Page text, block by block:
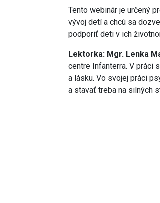
Tento webinár je určený
vývoj detí a chcú sa
podporiť deti v ich
Lektorka: Mgr. Lenka
centre Infanterra. V práci
a lásku. Vo svojej práci
a stavať treba na silných